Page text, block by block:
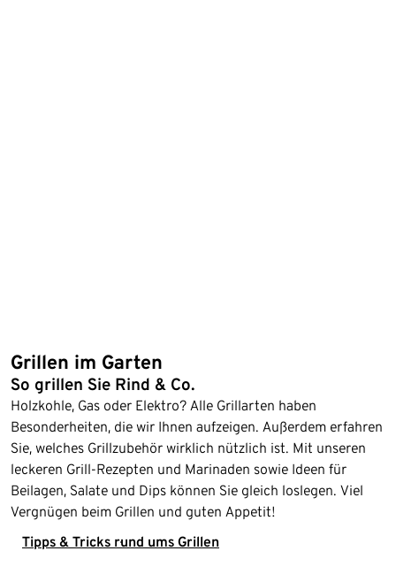
Grillen im Garten
So grillen Sie Rind & Co.
Holzkohle, Gas oder Elektro? Alle Grillarten haben
Besonderheiten, die wir Ihnen aufzeigen. Außerdem erfahren
Sie, welches Grillzubehör wirklich nützlich ist. Mit unseren
leckeren Grill-Rezepten und Marinaden sowie Ideen für
Beilagen, Salate und Dips können Sie gleich loslegen. Viel
Vergnügen beim Grillen und guten Appetit!
Tipps & Tricks rund ums Grillen